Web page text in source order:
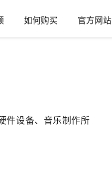
如何购买 官方网站
件设备、音乐制作所